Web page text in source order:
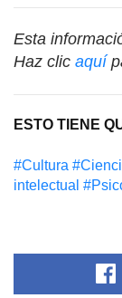
Esta
Haz clic aquí
ESTO TIENE
#Cultura
intelectual